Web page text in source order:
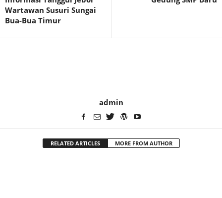
Wartawan Susuri Sungai
Bua-Bua Timur
admin
RELATED ARTICLES MORE FROM AUTHOR